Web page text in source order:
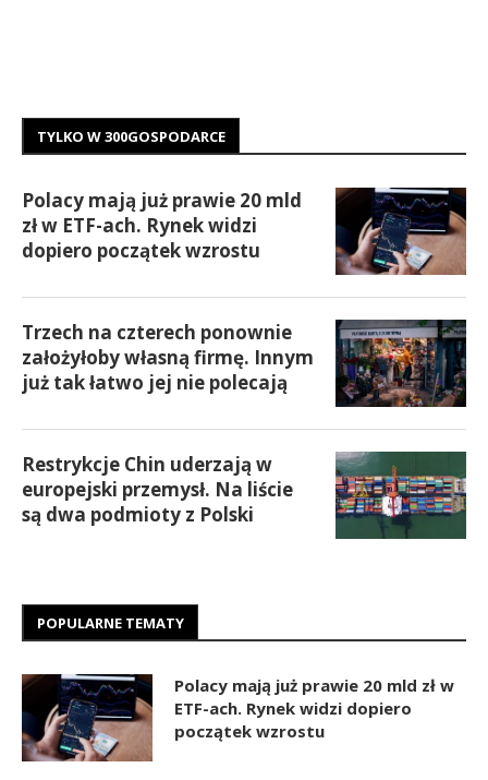
TYLKO W 300GOSPODARCE
Polacy mają już prawie 20 mld
zł w ETF-ach. Rynek widzi
dopiero początek wzrostu
Trzech na czterech ponownie
założyłoby własną firmę. Innym
już tak łatwo jej nie polecają
Restrykcje Chin uderzają w
europejski przemysł. Na liście
są dwa podmioty z Polski
POPULARNE TEMATY
Polacy mają już prawie 20 mld zł w
ETF-ach. Rynek widzi dopiero
początek wzrostu